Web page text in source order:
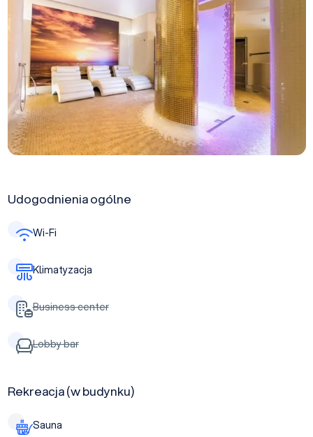
Udogodnienia ogólne
Wi-Fi
Klimatyzacja
Business center
Lobby bar
Rekreacja (w budynku)
Sauna